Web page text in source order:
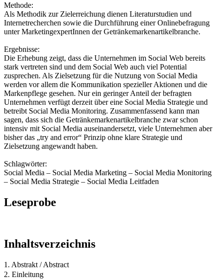
Methode:
Als Methodik zur Zielerreichung dienen Literaturstudien und
Internetrecherchen sowie die Durchführung einer Onlinebefragung
unter MarketingexpertInnen der Getränkemarkenartikelbranche.
Ergebnisse:
Die Erhebung zeigt, dass die Unternehmen im Social Web bereits
stark vertreten sind und dem Social Web auch viel Potential
zusprechen. Als Zielsetzung für die Nutzung von Social Media
werden vor allem die Kommunikation spezieller Aktionen und die
Markenpflege gesehen. Nur ein geringer Anteil der befragten
Unternehmen verfügt derzeit über eine Social Media Strategie und
betreibt Social Media Monitoring. Zusammenfassend kann man
sagen, dass sich die Getränkemarkenartikelbranche zwar schon
intensiv mit Social Media auseinandersetzt, viele Unternehmen aber
bisher das „try and error“ Prinzip ohne klare Strategie und
Zielsetzung angewandt haben.
Schlagwörter:
Social Media – Social Media Marketing – Social Media Monitoring
– Social Media Strategie – Social Media Leitfaden
Leseprobe
Inhaltsverzeichnis
1. Abstrakt / Abstract
2. Einleitung